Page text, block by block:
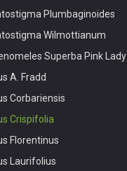
Plumbaginoides
Wilmottianum
Superba Pink Lady
A. Fradd
Corbariensis
Crispifolia
Florentinus
Laurifolius